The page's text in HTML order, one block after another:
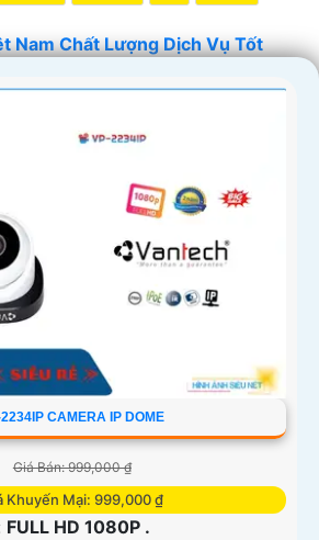
Nam Chất Lượng Dịch Vụ Tốt
CAMERA IP DOME
Giá Bán: 999,000 ₫
Khuyến Mại: 999,000 ₫
FULL HD 1080P .